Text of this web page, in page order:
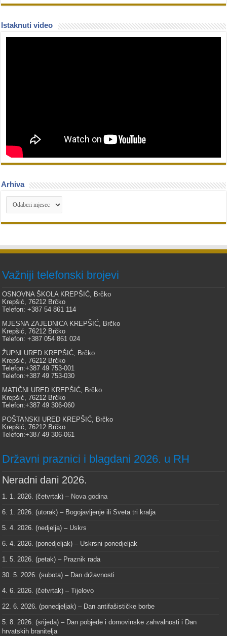
Istaknuti video
Arhiva
Arhiva
Važniji telefonski brojevi
OSNOVNA ŠKOLA KREPŠIĆ, Brčko
Krepšić, 76212 Brčko
Telefon: +387 54 861 114
MJESNA ZAJEDNICA KREPŠIĆ, Brčko
Krepšić, 76212 Brčko
Telefon: +387 054 861 024
ŽUPNI URED KREPŠIĆ, Brčko
Krepšić, 76212 Brčko
Telefon:+387 49 753-001
Telefon:+387 49 753-030
MATIČNI URED KREPŠIĆ, Brčko
Krepšić, 76212 Brčko
Telefon:+387 49 306-060
POŠTANSKI URED KREPŠIĆ, Brčko
Krepšić, 76212 Brčko
Telefon:+387 49 306-061
Državni praznici i blagdani 2026. u RH
Neradni dani 2026.
1. 1. 2026. (četvrtak) – Nova godina
6. 1. 2026. (utorak) – Bogojavljenje ili Sveta tri kralja
5. 4. 2026. (nedjelja) – Uskrs
6. 4. 2026. (ponedjeljak) – Uskrsni ponedjeljak
1. 5. 2026. (petak) – Praznik rada
30. 5. 2026. (subota) – Dan državnosti
4. 6. 2026. (četvrtak) – Tijelovo
22. 6. 2026. (ponedjeljak) – Dan antifašističke borbe
5. 8. 2026. (srijeda) – Dan pobjede i domovinske zahvalnosti i Dan
hrvatskih branitelja